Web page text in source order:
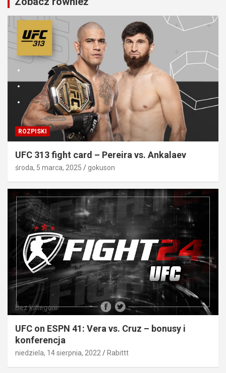
ROZPISKI
UFC 313 fight card – Pereira vs. Ankalaev
środa, 5 marca, 2025 gokuson
Bez kategorii
UFC on ESPN 41: Vera vs. Cruz – bonusy i
konferencja
niedziela, 14 sierpnia, 2022 Rabittt